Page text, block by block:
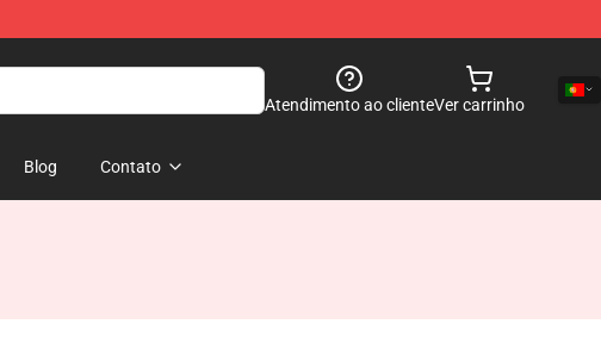
Atendimento ao clienteVer carrinho
Blog Contato